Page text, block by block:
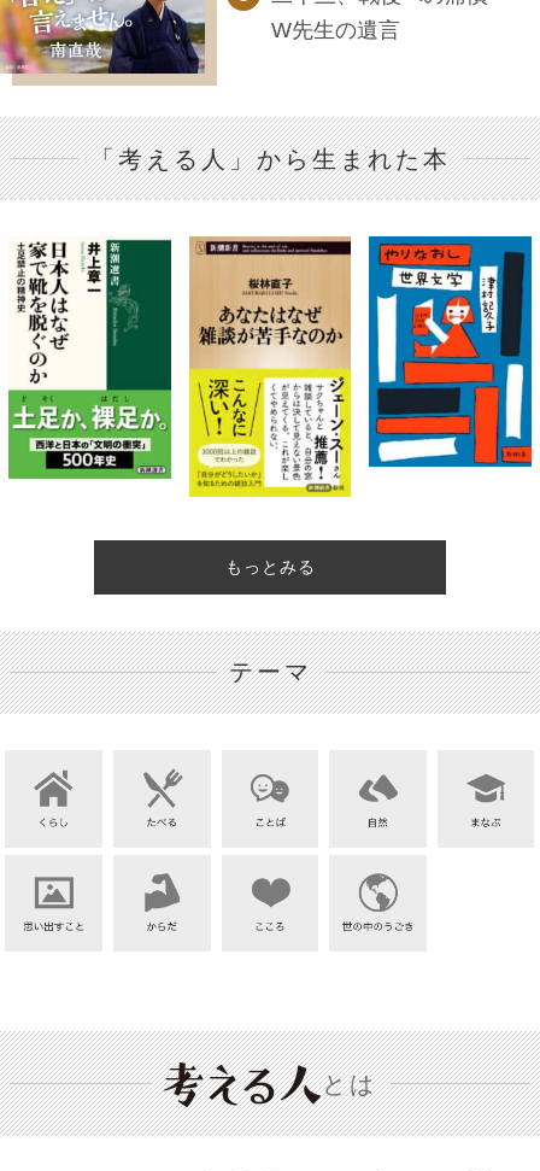
W先生の遺言
「考える人」から生まれた本
もっとみる
テーマ
とは